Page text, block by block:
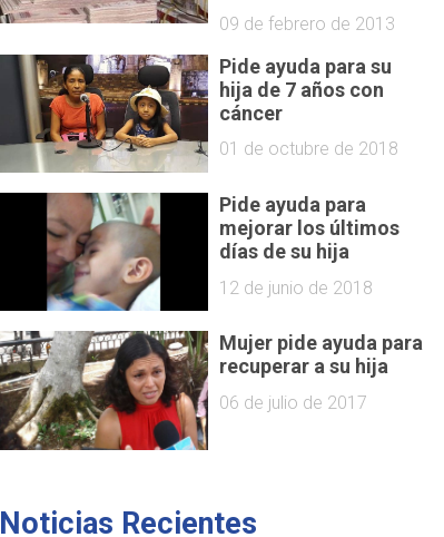
09 de febrero de 2013
Pide ayuda para su
hija de 7 años con
cáncer
01 de octubre de 2018
Pide ayuda para
mejorar los últimos
días de su hija
12 de junio de 2018
Mujer pide ayuda para
recuperar a su hija
06 de julio de 2017
Noticias Recientes